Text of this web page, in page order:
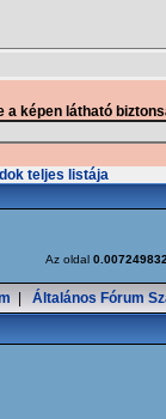
a képen látható
teljes listája
Az oldal
Általános Fórum